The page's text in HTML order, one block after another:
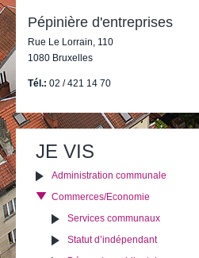
Pépinière d'entreprises
Rue Le Lorrain, 110
1080 Bruxelles
Tél.: 02 / 421 14 70
sur
JE VIS
Administration communale
Commerces/Economie
Services communaux
Statut d’indépendant